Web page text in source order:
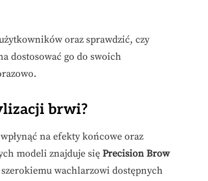
oraz sprawdzić, czy
dostosować go do swoich
brwi?
na efekty końcowe oraz
modeli znajduje się Precision Brow
wachlarzowi dostępnych